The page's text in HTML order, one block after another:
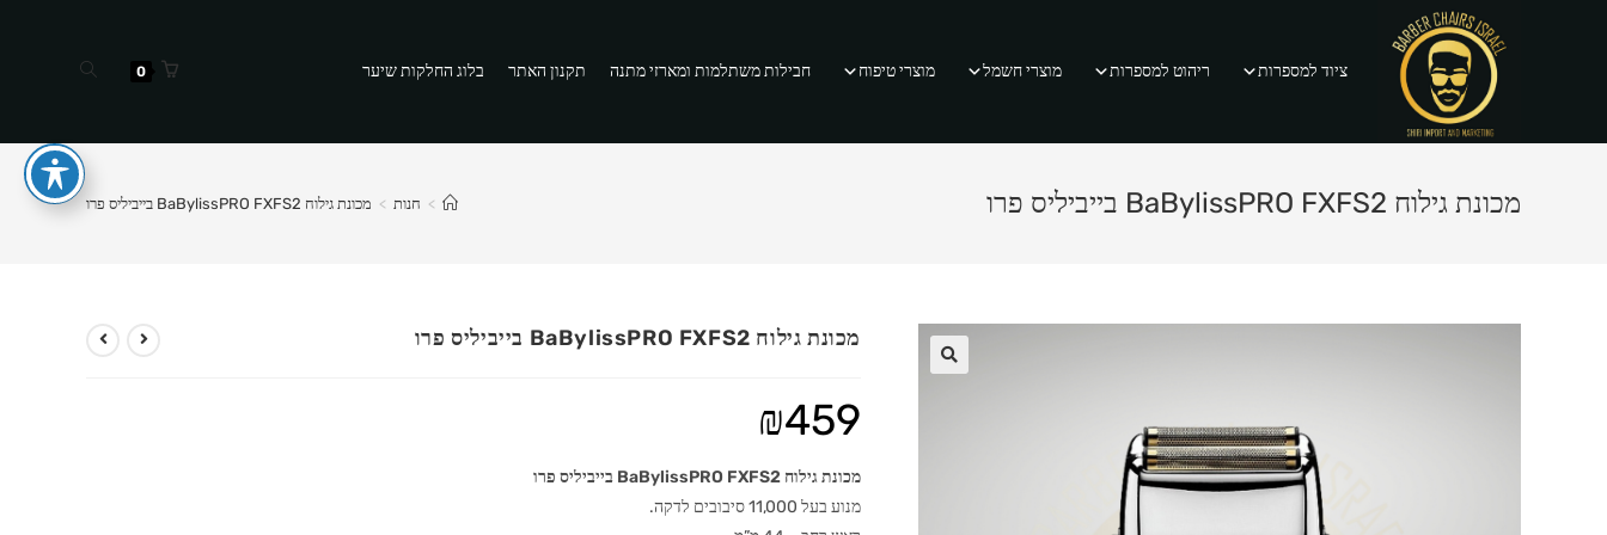
ציוד למספרות ריהוט למספרות מוצרי חשמל מוצרי טיפוח חבילות משתלמות ומארזי מתנה תקנון האתר בלוג החלקות שיער 0
Toggle
search
מכונת גילוח BaBylissPRO FXFS2 בייביליס פרו > חנות > מכונת גילוח BaBylissPRO FXFS2 בייביליס פרו
מכונת גילוח BaBylissPRO FXFS2 בייביליס פרו
₪459
מכונת גילוח BaBylissPRO FXFS2 בייביליס פרו
מנוע בעל 11,000 סיבובים לדקה.